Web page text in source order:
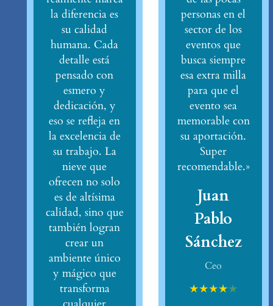
la diferencia es
su calidad
humana. Cada
detalle está
pensado con
esmero y
dedicación, y
eso se refleja en
la excelencia de
su trabajo. La
nieve que
ofrecen no solo
es de altísima
calidad, sino que
también logran
crear un
ambiente único
y mágico que
transforma
personas en el
sector de los
eventos que
busca siempre
esa extra milla
para que el
evento sea
memorable con
su aportación.
Super
recomendable.»
Juan
Pablo
Sánchez
Ceo
★★★★★